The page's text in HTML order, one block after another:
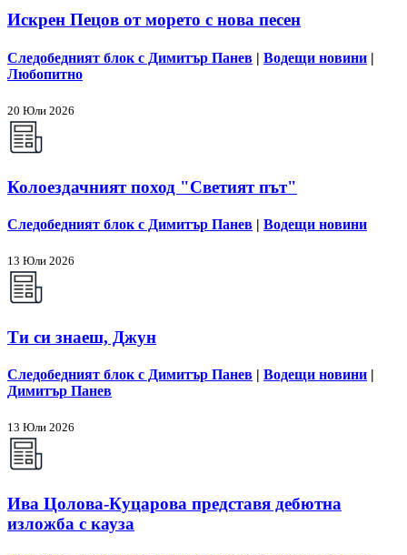
Искрен Пецов от морето с нова песен
Следобедният блок с Димитър Панев | Водещи новини |
Любопитно
20 Юли 2026
Колоездачният поход "Светият път"
Следобедният блок с Димитър Панев | Водещи новини
13 Юли 2026
Ти си знаеш, Джун
Следобедният блок с Димитър Панев | Водещи новини |
Димитър Панев
13 Юли 2026
Ива Цолова-Куцарова представя дебютна
изложба с кауза